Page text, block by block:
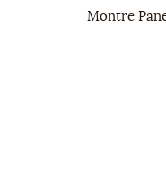
Montre